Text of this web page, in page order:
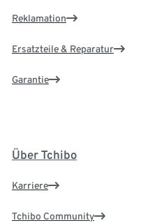
Reklamation
Ersatzteile & Reparatur
Garantie
Über Tchibo
Karriere
Tchibo Community